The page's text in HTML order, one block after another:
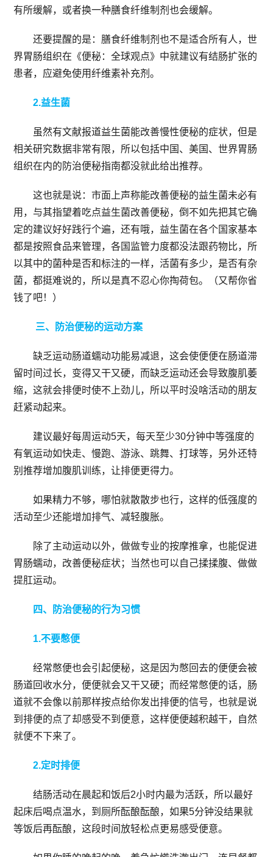
有所缓解，或者换一种膳食纤维制剂也会缓解。
还要提醒的是：膳食纤维制剂也不是适合所有人，世
界胃肠组织在《便秘：全球观点》中就建议有结肠扩张的
患者，应避免使用纤维素补充剂。
2.益生菌
虽然有文献报道益生菌能改善慢性便秘的症状，但是
相关研究数据非常有限，所以包括中国、美国、世界胃肠
组织在内的防治便秘指南都没就此给出推荐。
这也就是说：市面上声称能改善便秘的益生菌未必有
用，与其指望着吃点益生菌改善便秘，倒不如先把其它确
定的建议好好践行个遍，还有哦，益生菌在各个国家基本
都是按照食品来管理，各国监管力度都没法跟药物比，所
以其中的菌种是否和标注的一样，活菌有多少，是否有杂
菌，都挺难说的，所以是真不忍心你掏荷包。（又帮你省
钱了吧！）
三、防治便秘的运动方案
缺乏运动肠道蠕动功能易减退，这会使便便在肠道滞
留时间过长，变得又干又硬，而缺乏运动还会导致腹肌萎
缩，这就会排便时使不上劲儿，所以平时没啥活动的朋友
赶紧动起来。
建议最好每周运动5天，每天至少30分钟中等强度的
有氧运动如快走、慢跑、游泳、跳舞、打球等，另外还特
别推荐增加腹肌训练，让排便更得力。
如果精力不够，哪怕就散散步也行，这样的低强度的
活动至少还能增加排气、减轻腹胀。
除了主动运动以外，做做专业的按摩推拿，也能促进
胃肠蠕动，改善便秘症状；当然也可以自己揉揉腹、做做
提肛运动。
四、防治便秘的行为习惯
1.不要憋便
经常憋便也会引起便秘，这是因为憋回去的便便会被
肠道回收水分，便便就会又干又硬；而经常憋便的话，肠
道就不会像以前那样按点给你发出排便的信号，也就是说
到排便的点了却感受不到便意，这样便便越积越干，自然
就便不下来了。
2.定时排便
结肠活动在晨起和饭后2小时内最为活跃，所以最好
起床后喝点温水，到厕所酝酿酝酿，如果5分钟没结果就
等饭后再酝酿，这段时间放轻松点更易感受便意。